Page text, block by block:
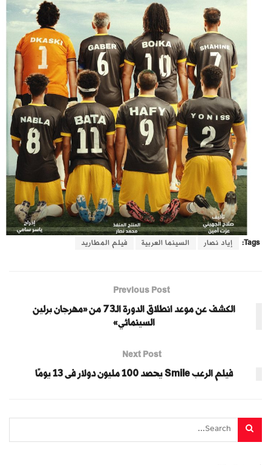
Tags: إياد نصار السينما العربية فيلم المطاريد
Previous Post
الكشف عن موعد انطلاق الدورة الـ73 من «مهرجان برلين
السينمائي»
Next Post
فيلم الرعب Smile يحصد 100 مليون دولار فى 13 يومًا